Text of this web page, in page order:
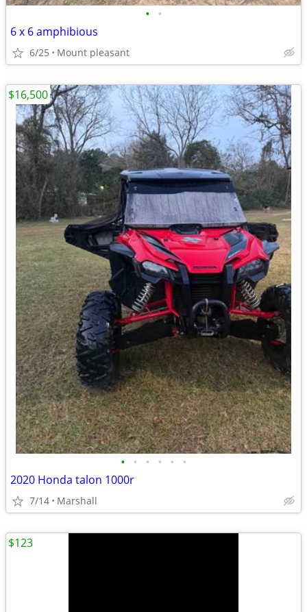
• •
6 x 6 amphibious
6/25 Mount pleasant
• • • • • •
2020 Honda talon 1000r
7/14 Marshall
$16,500
$123